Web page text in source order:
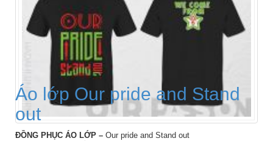
Áo lớp Our pride and Stand
out
ĐỒNG PHỤC ÁO LỚP – Our pride and Stand out